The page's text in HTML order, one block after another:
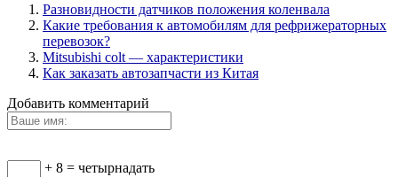
Разновидности датчиков положения коленвала
Какие требования к автомобилям для рефрижераторных
перевозок?
Mitsubishi colt — характеристики
Как заказать автозапчасти из Китая
Добавить комментарий
+ 8 = четырнадать